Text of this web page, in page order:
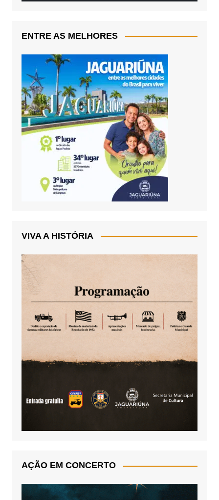
ENTRE AS MELHORES
VIVA A HISTÓRIA
AÇÃO EM CONCERTO